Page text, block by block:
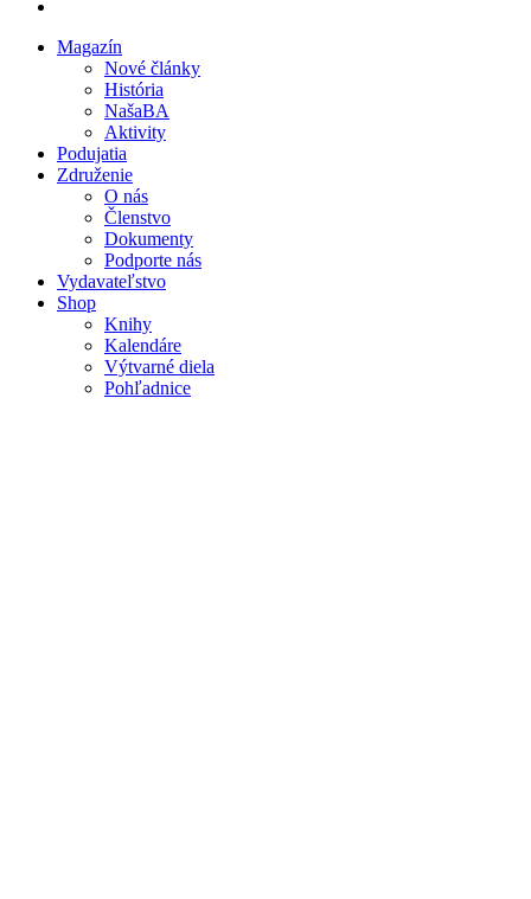
Magazín
Nové články
História
NašaBA
Aktivity
Podujatia
Združenie
O nás
Členstvo
Dokumenty
Podporte nás
Vydavateľstvo
Shop
Knihy
Kalendáre
Výtvarné diela
Pohľadnice